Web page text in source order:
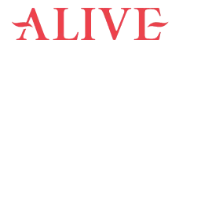
Skip to content